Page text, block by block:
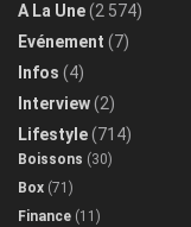
A La Une(2 574)
Evénement (7)
Infos (4)
Interview(2)
Lifestyle(714)
Boissons (30)
Box (71)
Finance (11)